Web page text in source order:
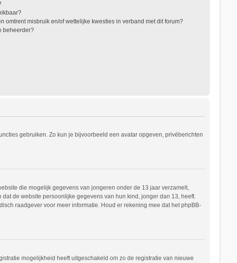
omtrent misbruik en/of wettelijke kwesties in verband met dit forum?
beheerder?
gebruiken. Zo kun je bijvoorbeeld een avatar opgeven, privéberichten
die mogelijk gegevens van jongeren onder de 13 jaar verzamelt,
de website persoonlijke gegevens van hun kind, jonger dan 13, heeft.
raadgever voor meer informatie. Houd er rekening mee dat het phpBB-
mogelijkheid heeft uitgeschakeld om zo de registratie van nieuwe